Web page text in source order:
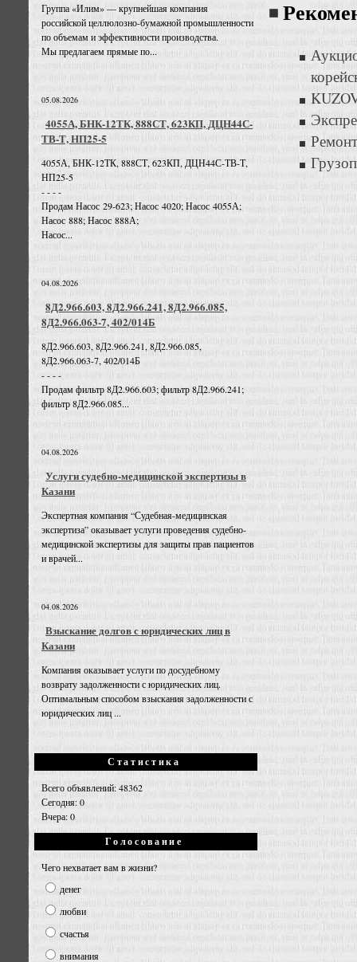
Группа «Илим» — крупнейшая компания
российской целлюлозно-бумажной промышленности
по объемам и эффективности производства.
Мы предлагаем прямые по...
05.08.2026
4055А, БНК-12ТК, 888СТ, 623КП, ДЦН44С-
ТВ-Т, НП25-5
4055А, БНК-12ТК, 888СТ, 623КП, ДЦН44С-ТВ-Т,
НП25-5
- - - -
Продам Насос 29-623; Насос 4020; Насос 4055А;
Насос 888; Насос 888А;
Насос...
04.08.2026
8Д2.966.603, 8Д2.966.241, 8Д2.966.085,
8Д2.966.063-7, 402/014Б
8Д2.966.603, 8Д2.966.241, 8Д2.966.085,
8Д2.966.063-7, 402/014Б
- - - -
Продам фильтр 8Д2.966.603; фильтр 8Д2.966.241;
фильтр 8Д2.966.085...
04.08.2026
Услуги судебно-медицинской экспертизы в
Казани
Экспертная компания “Судебная-медицинская
экспертиза” оказывает услуги проведения судебно-
медицинской экспертизы для защиты прав пациентов
и врачей...
04.08.2026
Взыскание долгов с юридических лиц в
Казани
Компания оказывает услуги по досудебному
возврату задолженности с юридических лиц.
Оптимальным способом взыскания задолженности с
юридических лиц ...
Статистика
Всего объявлений: 48362
Сегодня: 0
Вчера: 0
Голосование
Чего нехватает вам в жизни?
денег
любви
счастья
внимания